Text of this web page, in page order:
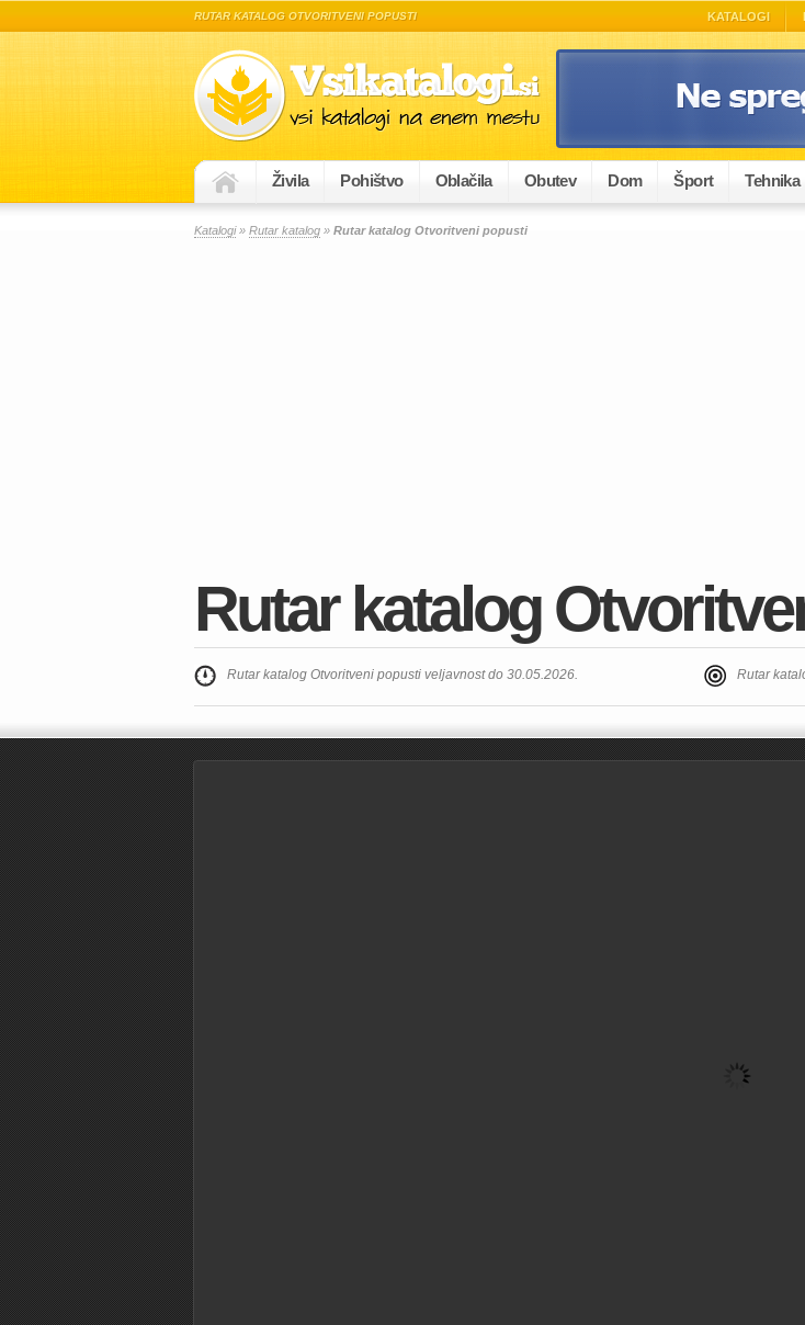
RUTAR KATALOG OTVORITVENI POPUSTI KATALOGI
Živila Pohištvo Oblačila Obutev Dom Šport Tehnika
Katalogi» Rutar katalog » Rutar katalog Otvoritveni popusti
Rutar katalog
Rutar katalog Otvoritveni popusti veljavnost do 30.05.2026. Rutar